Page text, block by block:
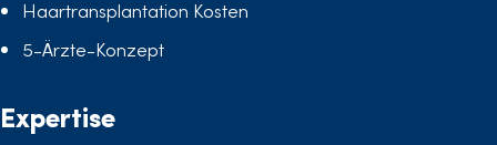
Haartransplantation Kosten
5-Ärzte-Konzept
Expertise